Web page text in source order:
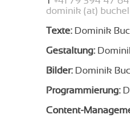
dominik (at)
Texte:Dominik
Gestaltung:
Bilder:Dominik
Programmierung:
Content-